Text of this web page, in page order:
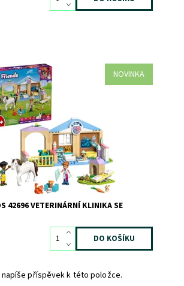
NOVINKA
od 4 let, aby vytvářely vlastní příběhy se
Friends Veterinární klinika se zvířátky
i kluky. Propracovaná stavebnice
obsahuje vše, co předškoláci potřebují
o zvířata....
Skladem
>3
12800
LEGO
42696 VETERINÁRNÍ KLINIKA SE
příspěvek k této položce.